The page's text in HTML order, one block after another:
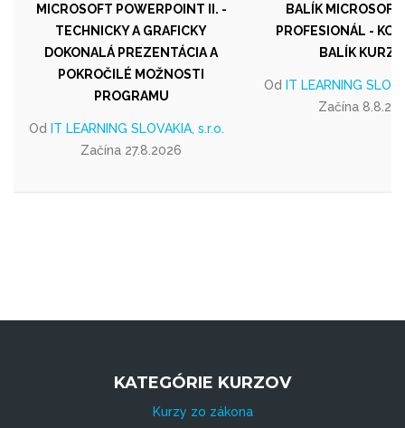
MICROSOFT POWERPOINT II. -
TECHNICKY A GRAFICKY
DOKONALÁ PREZENTÁCIA A
POKROČILÉ MOŽNOSTI
PROGRAMU
Od IT LEARNING SLOVAKIA, s.r.o.
Začína 27.8.2026
BALÍK
PROFESIONÁL -
BALÍK
Od IT LEARNING
Začína
KATEGÓRIE KURZOV
Kurzy zo zákona